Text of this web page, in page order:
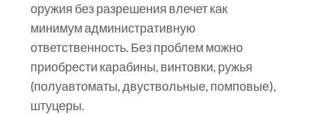
оружия без разрешения влечет как
минимум административную
ответственность. Без проблем можно
приобрести карабины, винтовки, ружья
(полуавтоматы, двуствольные, помповые),
штуцеры.